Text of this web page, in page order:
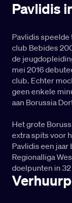
Pavlidis
Pavlidis
club Bebides
de
mei 2016
club. Echter
geen enkele
aan Borussia
Het grote
extra spits voor
Pavlidis een jaar
Regionalliga
doelpunten in